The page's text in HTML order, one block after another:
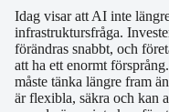
Idag visar att AI inte
infrastruktursfråga.
förändras snabbt, och
att ha ett enormt
måste tänka längre fram
är flexibla, säkra och kan